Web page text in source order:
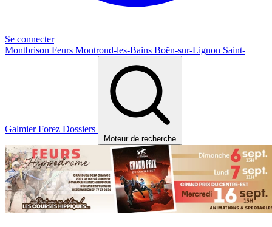
Se connecter
Montbrison Feurs Montrond-les-Bains Boën-sur-Lignon Saint-
GalmierForez Dossiers
Moteur de recherche